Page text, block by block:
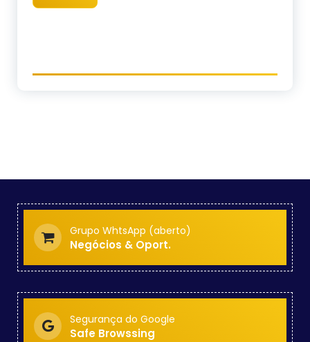
Grupo WhtsApp (aberto)
Negócios & Oport.
Segurança do Google
Safe Browssing